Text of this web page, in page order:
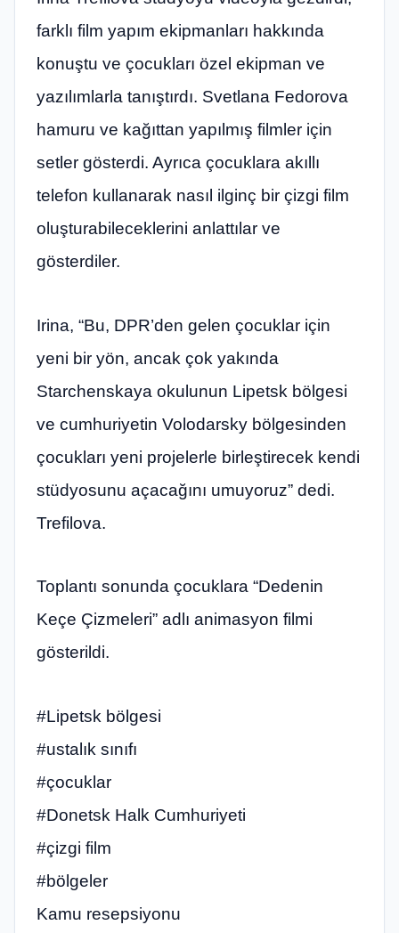
farklı film yapım ekipmanları hakkında
konuştu ve çocukları özel ekipman ve
yazılımlarla tanıştırdı. Svetlana Fedorova
hamuru ve kağıttan yapılmış filmler için
setler gösterdi. Ayrıca çocuklara akıllı
telefon kullanarak nasıl ilginç bir çizgi film
oluşturabileceklerini anlattılar ve
gösterdiler.
Irina, “Bu, DPR’den gelen çocuklar için
yeni bir yön, ancak çok yakında
Starchenskaya okulunun Lipetsk bölgesi
ve cumhuriyetin Volodarsky bölgesinden
çocukları yeni projelerle birleştirecek kendi
stüdyosunu açacağını umuyoruz” dedi.
Trefilova.
Toplantı sonunda çocuklara “Dedenin
Keçe Çizmeleri” adlı animasyon filmi
gösterildi.
#Lipetsk bölgesi
#ustalık sınıfı
#çocuklar
#Donetsk Halk Cumhuriyeti
#çizgi film
#bölgeler
Kamu resepsiyonu